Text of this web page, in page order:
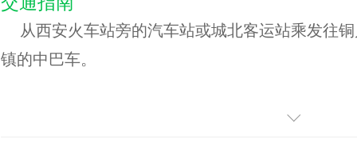
从西安火车站旁的汽车站或城北客运站乘发往
镇的中巴车。